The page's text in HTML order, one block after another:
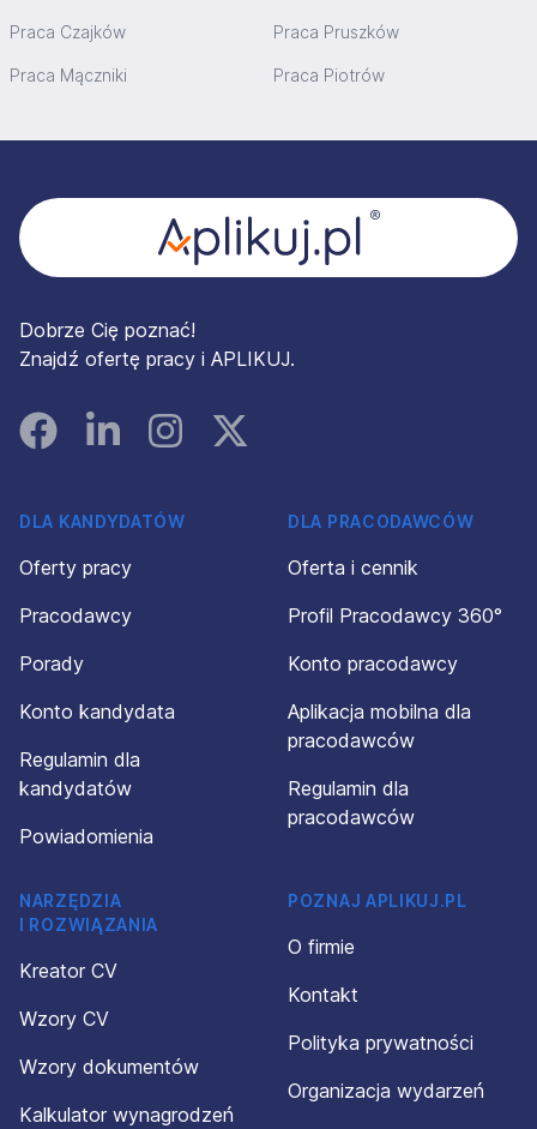
Praca Czajków Praca Pruszków
Praca Mączniki Praca Piotrów
Dobrze Cię poznać!
Znajdź ofertę pracy i APLIKUJ.
FacebookLinked InInstagramInstagram
DLA KANDYDATÓW
Oferty pracy
Pracodawcy
Porady
Konto kandydata
Regulamin dla
kandydatów
Powiadomienia
DLA PRACODAWCÓW
Oferta i cennik
Profil Pracodawcy 360°
Konto pracodawcy
Aplikacja mobilna dla
pracodawców
Regulamin dla
pracodawców
NARZĘDZIA
I ROZWIĄZANIA
Kreator CV
Wzory CV
Wzory dokumentów
Kalkulator wynagrodzeń
POZNAJ APLIKUJ.PL
O firmie
Kontakt
Polityka prywatności
Organizacja wydarzeń